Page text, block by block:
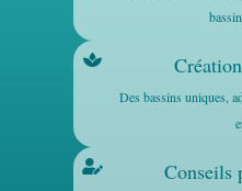
Des bassins uniques,
Conseils